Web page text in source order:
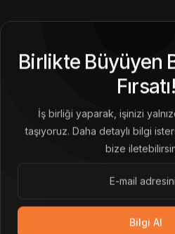
Birlikte Büyüyen
Fırsatı!
İş birliği yaparak, işinizi
taşıyoruz. Daha detaylı bilgi
bize
Bilgi Al